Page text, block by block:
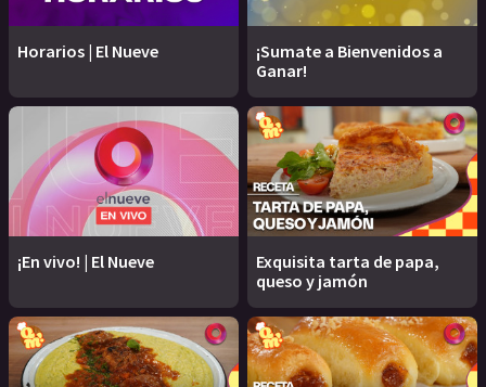
Horarios | El Nueve
¡Sumate a Bienvenidos a
Ganar!
¡En vivo! | El Nueve
Exquisita tarta de papa,
queso y jamón